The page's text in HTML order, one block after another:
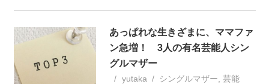
あっぱれな生きざまに、ママファ
ン急増！ 3人の有名芸能人シン
グルマザー
yutaka シングルマザー ,芸能